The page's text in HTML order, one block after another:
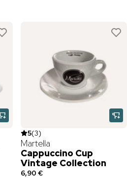
5(3)
Martella
Cappuccino Cup
Vintage Collection
6,90 €